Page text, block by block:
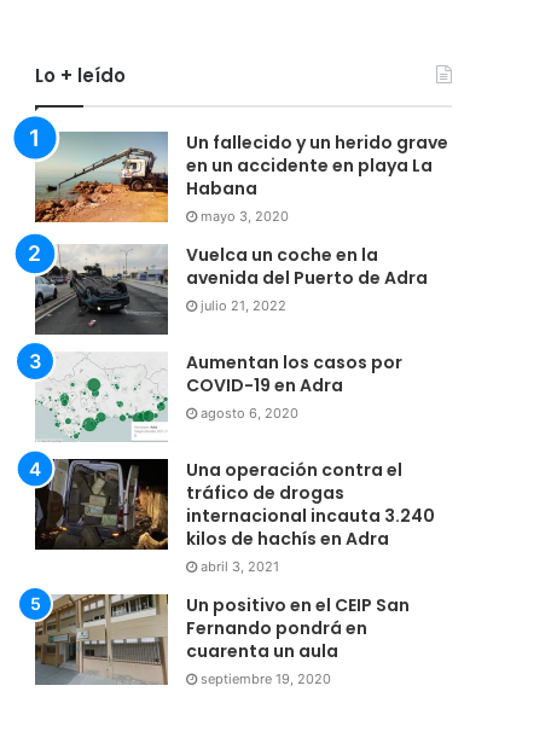
Lo + leído
Un fallecido y un herido grave
en un accidente en playa La
Habana
mayo 3, 2020
Vuelca un coche en la
avenida del Puerto de Adra
julio 21, 2022
Aumentan los casos por
COVID-19 en Adra
agosto 6, 2020
Una operación contra el
tráfico de drogas
internacional incauta 3.240
kilos de hachís en Adra
abril 3, 2021
Un positivo en el CEIP San
Fernando pondrá en
cuarenta un aula
septiembre 19, 2020